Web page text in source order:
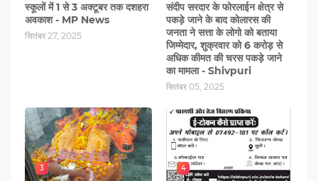
स्कूलों में 1 से 3 अक्टूबर तक दशहरा
अवकाश - MP News
सितंबर 27, 2025
संदीप सरदार के फोरलाईन क्षेत्र से
पकड़े जाने के बाद कोलारस की
जनता ने सत्ता के लोगो को बताया
जिम्मेदार, शुक्रवार को 6 करोड़ से
अधिक कीमत की चरस पकड़े जाने
का मामला - Shivpuri
सितंबर 05, 2025
3 4